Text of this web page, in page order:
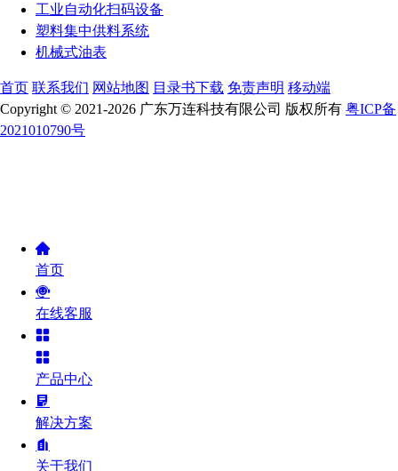
工业自动化扫码设备
塑料集中供料系统
机械式油表
首页 联系我们 网站地图 目录书下载 免责声明 移动端
Copyright © 2021-2026 广东万连科技有限公司 版权所有 粤ICP备
2021010790号
首页
在线客服
产品中心
解决方案
关于我们